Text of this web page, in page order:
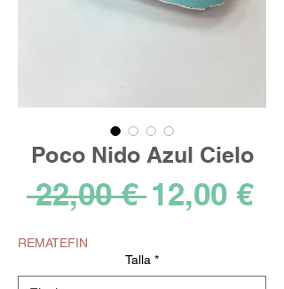
Poco Nido Azul Cielo
22,00 € Precio
12,00 €
REMATEFIN
Talla *